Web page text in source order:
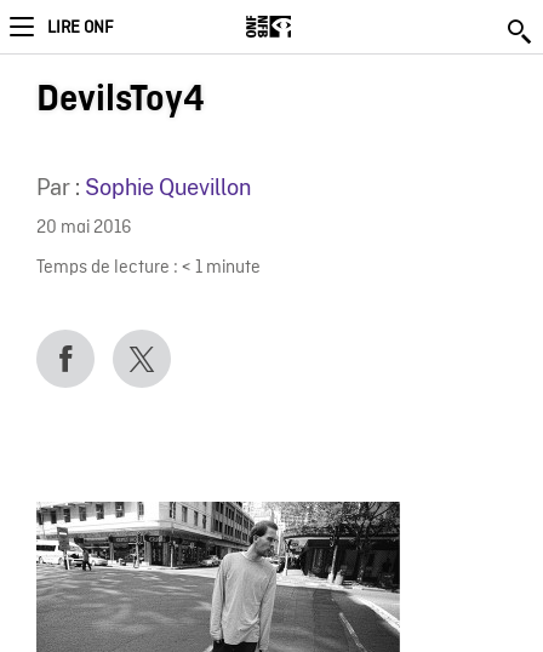
LIRE ONF
DevilsToy4
Par : Sophie Quevillon
20 mai 2016
Temps de lecture : < 1 minute